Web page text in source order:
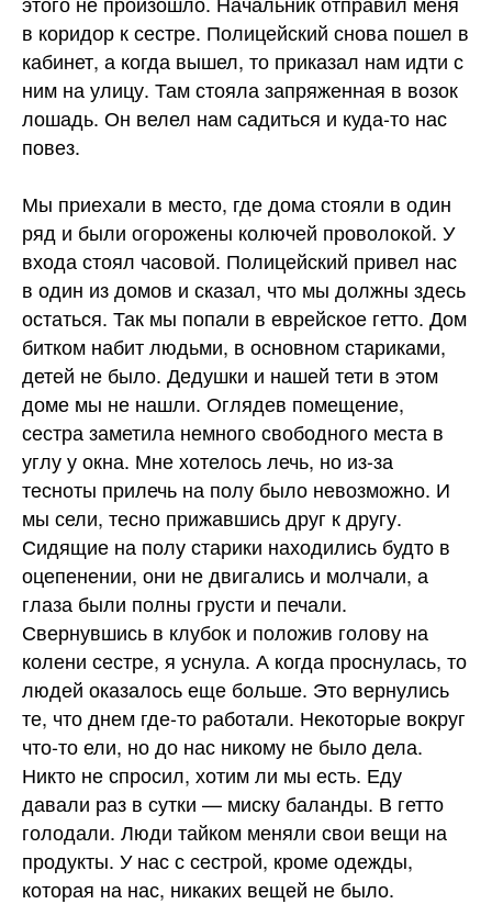
в коридор к сестре. Полицейский снова пошел в
кабинет, а когда вышел, то приказал нам идти с
ним на улицу. Там стояла запряженная в возок
лошадь. Он велел нам садиться и куда-то нас
повез.
Мы приехали в место, где дома стояли в один
ряд и были огорожены колючей проволокой. У
входа стоял часовой. Полицейский привел нас
в один из домов и сказал, что мы должны здесь
остаться. Так мы попали в еврейское гетто. Дом
битком набит людьми, в основном стариками,
детей не было. Дедушки и нашей тети в этом
доме мы не нашли. Оглядев помещение,
сестра заметила немного свободного места в
углу у окна. Мне хотелось лечь, но из-за
тесноты прилечь на полу было невозможно. И
мы сели, тесно прижавшись друг к другу.
Сидящие на полу старики находились будто в
оцепенении, они не двигались и молчали, а
глаза были полны грусти и печали.
Свернувшись в клубок и положив голову на
колени сестре, я уснула. А когда проснулась, то
людей оказалось еще больше. Это вернулись
те, что днем где-то работали. Некоторые вокруг
что-то ели, но до нас никому не было дела.
Никто не спросил, хотим ли мы есть. Еду
давали раз в сутки — миску баланды. В гетто
голодали. Люди тайком меняли свои вещи на
продукты. У нас с сестрой, кроме одежды,
которая на нас, никаких вещей не было.